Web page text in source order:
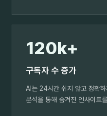
120k+
구독자 수 증가
AI는 24시간 쉬지 않고 정확
분석을 통해 숨겨진 인사이트